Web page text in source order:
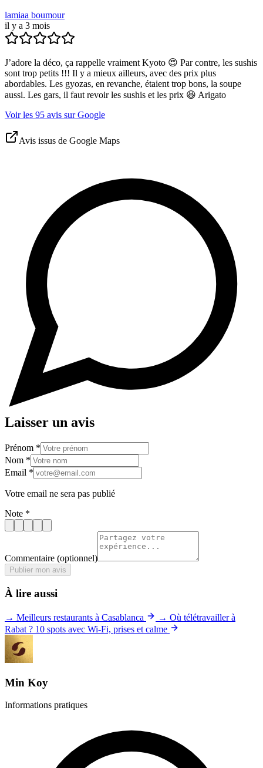
lamiaa boumour
il y a 3 mois
J’adore la déco, ça rappelle vraiment Kyoto 😍 Par contre, les sushis
sont trop petits !!! Il y a mieux ailleurs, avec des prix plus
abordables. Les gyozas, en revanche, étaient trop bons, la soupe
aussi. Les gars, il faut revoir les sushis et les prix 😆 Arigato
Voir les 95 avis sur Google
Avis issus de Google Maps
Laisser un avis
Prénom *
Nom *
Email *
Votre email ne sera pas publié
Note *
Commentaire (optionnel)
Publier mon avis
À lire aussi
→ Meilleurs restaurants à Casablanca
→ Où télétravailler à
Rabat ? 10 spots avec Wi-Fi, prises et calme
Min Koy
Informations pratiques